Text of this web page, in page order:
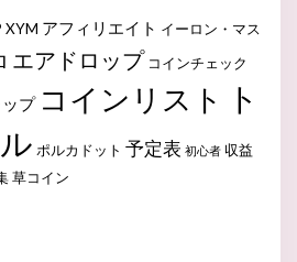
XYM アフィリエイト イーロン・マス
エアドロップ コインチェック
プ コインリスト
ト
ポルカドット 予定表 初心者 収益
草コイン